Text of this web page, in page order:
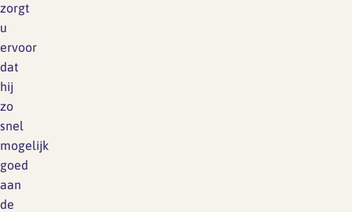
zorgt
u
ervoor
dat
hij
zo
snel
mogelijk
goed
aan
de